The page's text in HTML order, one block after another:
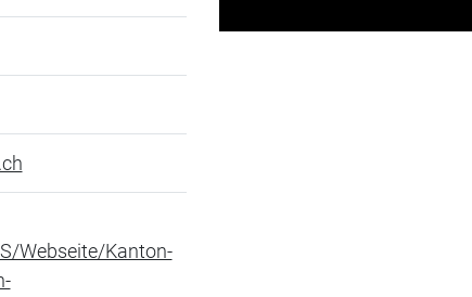
Webseite/Kanton-